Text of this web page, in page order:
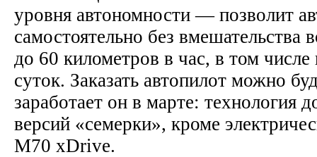
уровня автономности — позволит
самостоятельно без вмешательства
до 60 километров в час, в том
суток. Заказать автопилот можно
заработает он в марте: технология
версий «семерки», кроме
M70 xDrive.